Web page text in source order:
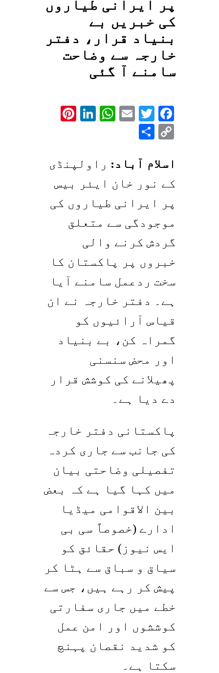
پر ایرانی طیاروں
کی خبریں بے
بنیاد قرار، دفتر
خارجہ سے وضاحت
سامنے آ گئی
Facebook
Twitter
Email
WhatsApp
LinkedIn
Copy
اسلام آباد: راولپنڈی
کے نور خان ایئر بیس
پر ایرانی طیاروں کی
موجودگی سے متعلق
گردش کرنے والی
خبروں پر پاکستان کا
سخت ردعمل سامنے آیا
ہے۔ دفتر خارجہ نے ان
قیاس آرائیوں کو
گمراہ کن، بے بنیاد
اور محض سنسنی
پھیلانے کی کوشش قرار
دے دیا ہے۔
پاکستانی دفتر خارجہ
کی جانب سے جاری کردہ
تفصیلی وضاحتی بیان
میں کہا گیا ہے کہ بعض
بین الاقوامی میڈیا
ادارے (خصوصاً سی بی
ایس نیوز) حقائق کو
سیاق و سباق سے ہٹا کر
پیش کر رہے ہیں، جس سے
خطے میں جاری سفارتی
کوششوں اور امن عمل
کو شدید نقصان پہنچ
سکتا ہے۔